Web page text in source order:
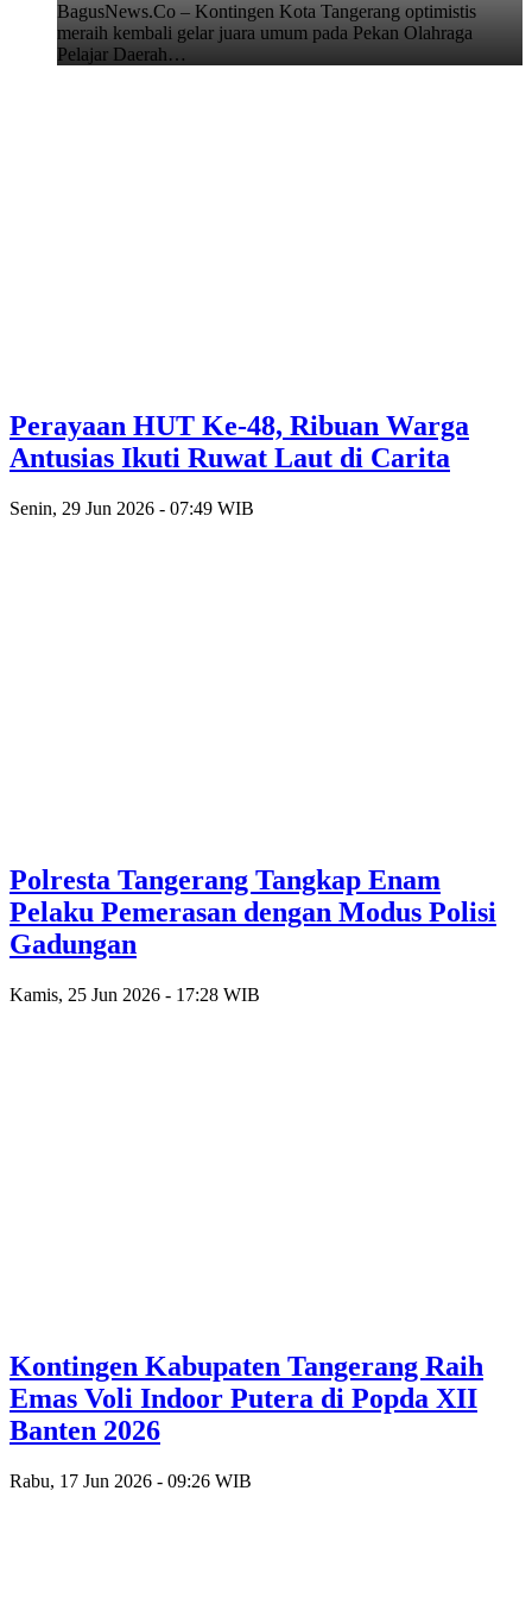
BagusNews.Co – Kontingen Kota Tangerang optimistis
meraih kembali gelar juara umum pada Pekan Olahraga
Pelajar Daerah…
Perayaan HUT Ke-48, Ribuan Warga
Antusias Ikuti Ruwat Laut di Carita
Senin, 29 Jun 2026 - 07:49 WIB
Polresta Tangerang Tangkap Enam
Pelaku Pemerasan dengan Modus Polisi
Gadungan
Kamis, 25 Jun 2026 - 17:28 WIB
Kontingen Kabupaten Tangerang Raih
Emas Voli Indoor Putera di Popda XII
Banten 2026
Rabu, 17 Jun 2026 - 09:26 WIB